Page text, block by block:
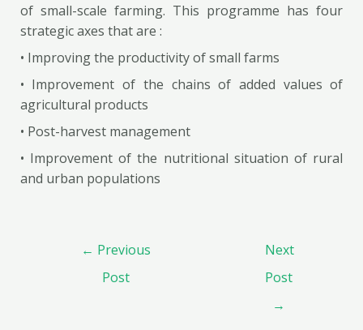
of small-scale farming. This programme has four
strategic axes that are :
• Improving the productivity of small farms
• Improvement of the chains of added values of
agricultural products
• Post-harvest management
• Improvement of the nutritional situation of rural
and urban populations
← Previous
Post
Next
Post
→